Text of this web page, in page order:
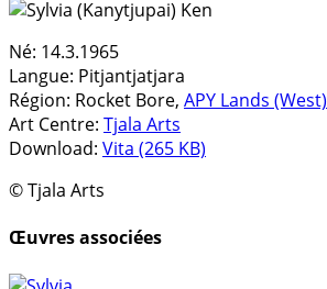
Né: 14.3.1965
Langue: Pitjantjatjara
Région: Rocket Bore, APY Lands (West)
Art Centre: Tjala Arts
Download: Vita (265 KB)
© Tjala Arts
Œuvres associées